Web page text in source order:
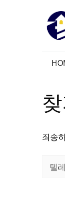
죄송
색: